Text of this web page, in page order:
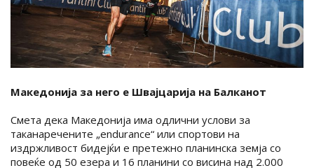
Македонија за него е Швајцарија на Балканот
Смета дека Македонија има одлични услови за
таканаречените „endurance“ или спортови на
издржливост бидејќи е претежно планинска земја со
повеќе од 50 езера и 16 планини со висина над 2.000